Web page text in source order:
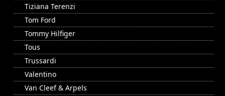
Tiziana Terenzi
Tom Ford
Tommy Hilfiger
Tous
Trussardi
Valentino
Van Cleef & Arpels